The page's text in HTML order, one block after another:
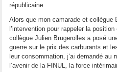
républicaine.
Alors que mon camarade et collègue
l’intervention pour rappeler la
collègue Julien Brugerolles a posé
guerre sur le prix des carburants et
leur consommation, j’ai demandé au
l’avenir de la FINUL, la force